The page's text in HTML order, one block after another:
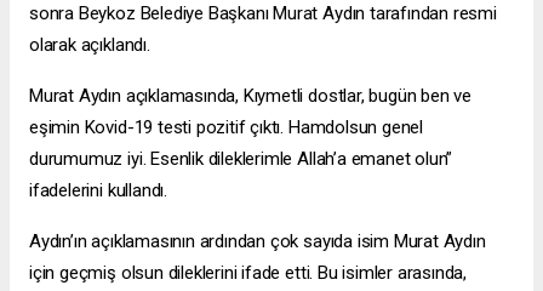
sonra Beykoz Belediye Başkanı Murat Aydın tarafından resmi
olarak açıklandı.
Murat Aydın açıklamasında, Kıymetli dostlar, bugün ben ve
eşimin Kovid-19 testi pozitif çıktı. Hamdolsun genel
durumumuz iyi. Esenlik dileklerimle Allah’a emanet olun”
ifadelerini kullandı.
Aydın’ın açıklamasının ardından çok sayıda isim Murat Aydın
için geçmiş olsun dileklerini ifade etti. Bu isimler arasında,